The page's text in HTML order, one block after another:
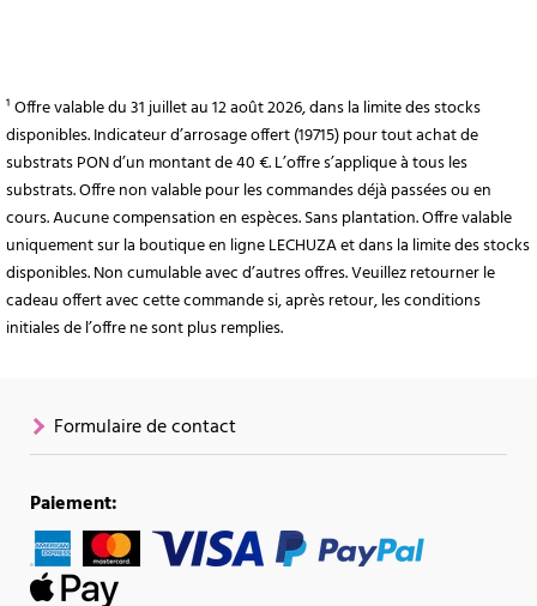
¹ Offre valable du 31 juillet au 12 août 2026, dans la limite des stocks
disponibles. Indicateur d’arrosage offert (19715) pour tout achat de
substrats PON d’un montant de 40 €. L’offre s’applique à tous les
substrats. Offre non valable pour les commandes déjà passées ou en
cours. Aucune compensation en espèces. Sans plantation. Offre valable
uniquement sur la boutique en ligne LECHUZA et dans la limite des stocks
disponibles. Non cumulable avec d’autres offres. Veuillez retourner le
cadeau offert avec cette commande si, après retour, les conditions
initiales de l’offre ne sont plus remplies.
Formulaire de contact
Paiement: